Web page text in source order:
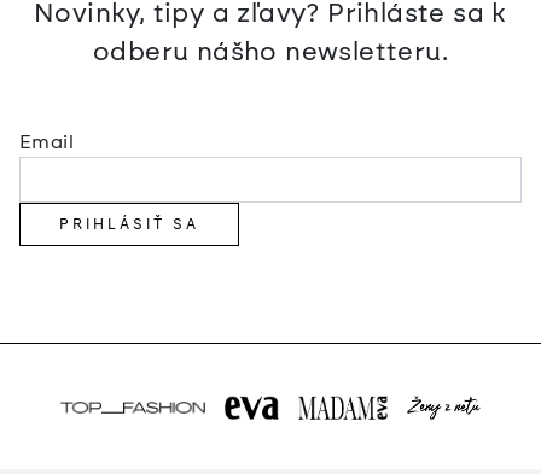
Novinky, tipy a zľavy? Prihláste sa k
odberu nášho newsletteru.
Email
PRIHLÁSIŤ SA